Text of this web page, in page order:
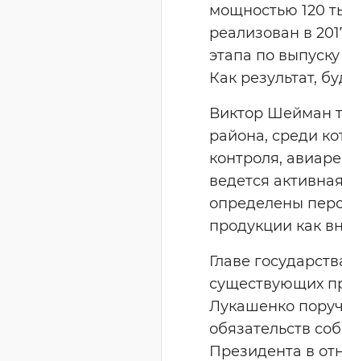
мощностью 120
реализован в
этапа по
Как результат,
Виктор Шейман
района, среди
контроля,
ведется
определены
продукции как
Главе
существующих
Лукашенко
обязательств
Президента в